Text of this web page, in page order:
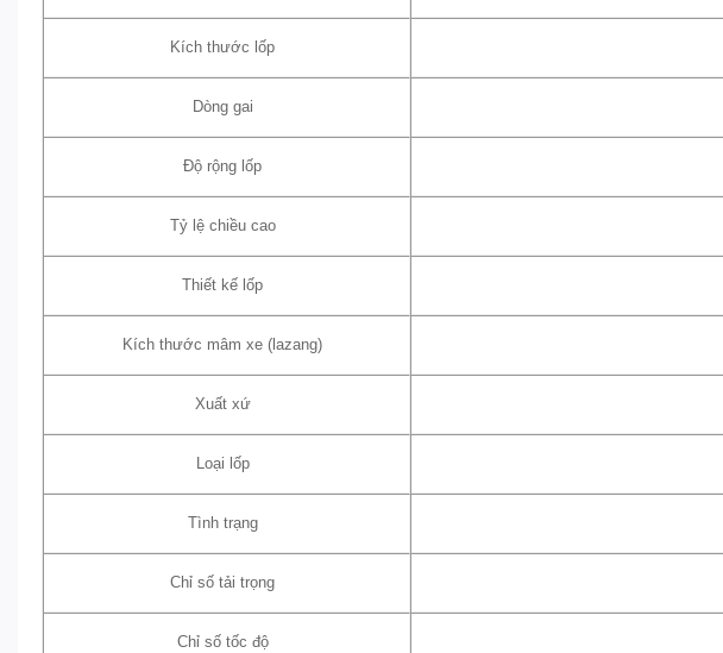
Kích thước lốp
Dòng gai
Độ rộng lốp
Tỷ lệ chiều cao
Thiết kế lốp
Kích thước mâm xe (lazang)
Xuất xứ
Loại lốp
Tình trạng
Chỉ số tải trọng
Chỉ số tốc độ